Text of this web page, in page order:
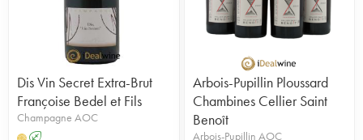
Dis Vin Secret Extra-Brut
Françoise Bedel et Fils
Champagne AOC
H
Arbois-Pupillin Ploussard
Chambines Cellier Saint
Benoît
Arbois-Pupillin AOC